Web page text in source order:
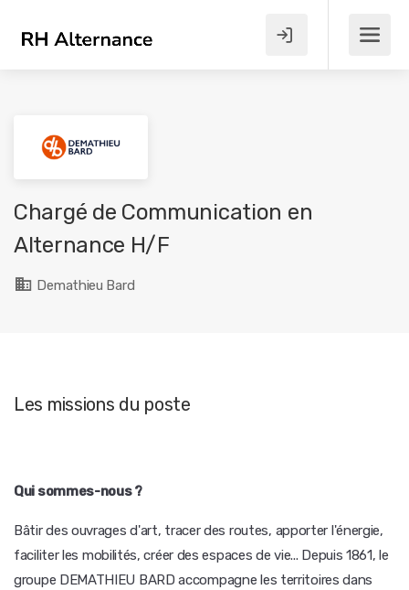
Chargé de Communication en
Alternance H/F
Demathieu Bard
Les missions du poste
Qui sommes-nous?
Bâtir des ouvrages d'art, tracer des routes, apporter l'énergie,
faciliter les mobilités, créer des espaces de vie... Depuis 1861, le
groupe DEMATHIEU BARD accompagne les territoires dans